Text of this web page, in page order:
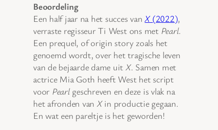
Beoordeling
Een half jaar na het succes vanX(2022),
verraste regisseur Ti West ons met Pearl.
Een prequel, of origin story zoals het
genoemd wordt, over het tragische leven
van de bejaarde dame uit X. Samen met
actrice Mia Goth heeft West het script
voor Pearlgeschreven en deze is vlak na
het afronden van Xin productie gegaan.
En wat een pareltje is het geworden!